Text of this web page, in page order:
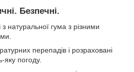
Безпечні.
натуральної гума з різними
перепадів і розраховані
яку погоду.